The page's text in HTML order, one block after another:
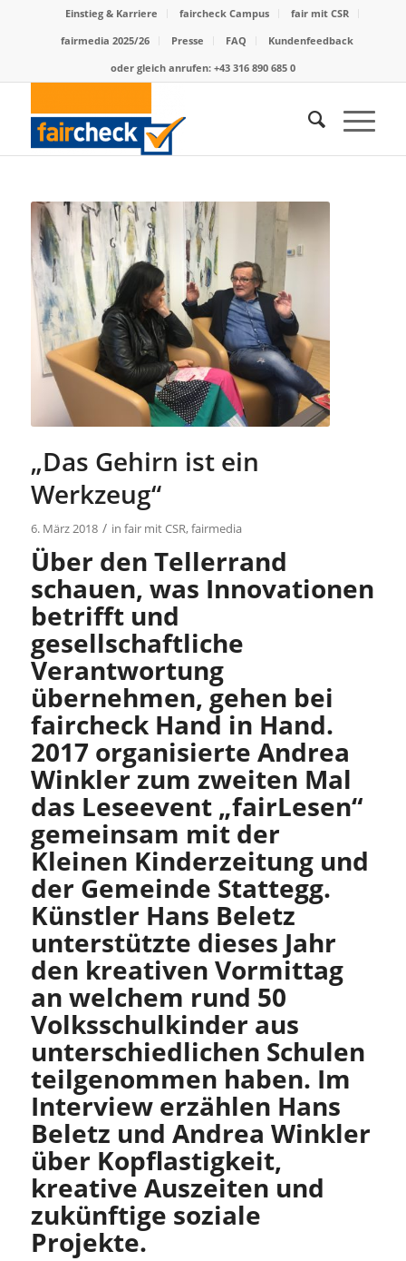
Einstieg & Karriere faircheck Campus
fair mit CSR
fairmedia 2025/26
Presse FAQ
Kundenfeedback
oder gleich anrufen: +43 316 890 685 0
„Das Gehirn ist ein
Werkzeug“
6. März 2018 / in fair mit CSR,fairmedia
Über den Tellerrand
schauen, was Innovationen
betrifft und
gesellschaftliche
Verantwortung
übernehmen, gehen bei
faircheck Hand in Hand.
2017 organisierte Andrea
Winkler zum zweiten Mal
das Leseevent „fairLesen“
gemeinsam mit der
Kleinen Kinderzeitung und
der Gemeinde Stattegg.
Künstler Hans Beletz
unterstützte dieses Jahr
den kreativen Vormittag
an welchem rund 50
Volksschulkinder aus
unterschiedlichen Schulen
teilgenommen haben. Im
Interview erzählen Hans
Beletz und Andrea Winkler
über Kopflastigkeit,
kreative Auszeiten und
zukünftige soziale
Projekte.